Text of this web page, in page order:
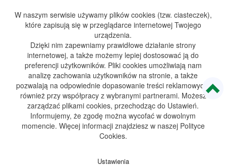
Menu
Główna
Oferta
Zastosowania
Produkty
Bezpieczeństwo
O firmie
W naszym serwisie używamy plików cookies (tzw. ciasteczek),
które zapisują się w przeglądarce internetowej Twojego
urządzenia.
Dzięki nim zapewniamy prawidłowe działanie strony
internetowej, a także możemy lepiej dostosować ją do
preferencji użytkowników. Pliki cookies umożliwiają nam
analizę zachowania użytkowników na stronie, a także
pozwalają na odpowiednie dopasowanie treści reklamowych,
również przy współpracy z wybranymi partnerami. Możesz
zarządzać plikami cookies, przechodząc do Ustawień.
Informujemy, że zgodę można wycofać w dowolnym
momencie. Więcej informacji znajdziesz w naszej Polityce
Cookies.
Ustawienia